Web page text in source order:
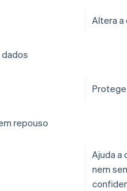
Altera a
repouso
Ajuda a
nem